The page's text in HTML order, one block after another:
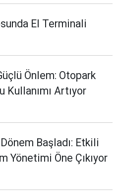
El Terminali
Önlem: Otopark
Kullanımı Artıyor
Başladı: Etkili
Yönetimi Öne Çıkıyor